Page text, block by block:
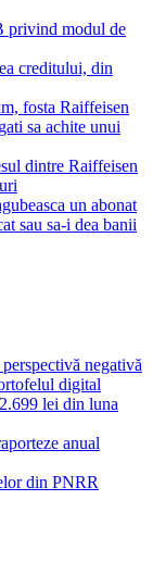
privind modul de
creditului, din
fosta Raiffeisen
sa achite unui
dintre Raiffeisen
un abonat
sau sa-i dea banii
negativă
digital
lei din luna
anual
din PNRR